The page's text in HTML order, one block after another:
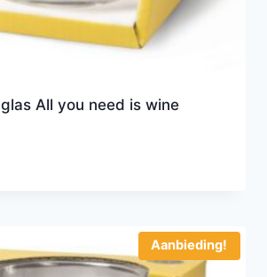
All you need is wine
Aanbieding!